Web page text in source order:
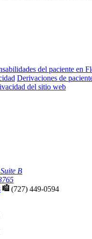
del paciente en
Derivaciones de
del sitio web
B
(727) 449-0594